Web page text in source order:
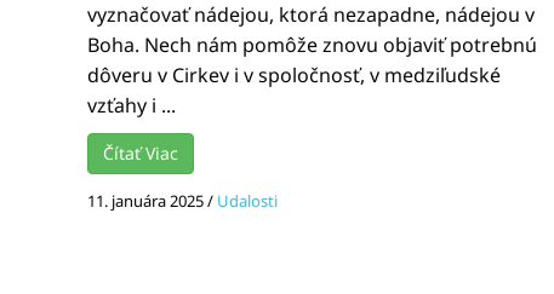
vyznačovať nádejou, ktorá nezapadne, nádejou v
Boha. Nech nám pomôže znovu objaviť potrebnú
dôveru v Cirkev i v spoločnosť, v medziľudské
vzťahy i ...
Čítať Viac
11. januára 2025/ Udalosti